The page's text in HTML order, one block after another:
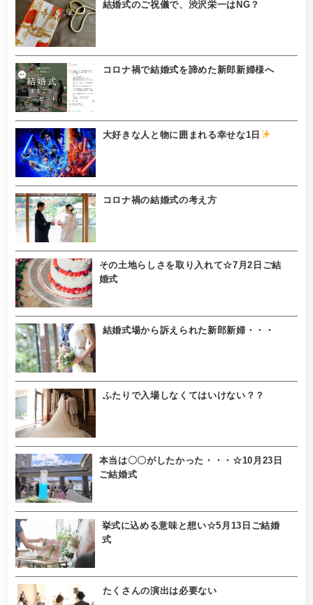
結婚式のご祝儀で、渋沢栄一はNG？
コロナ禍で結婚式を諦めた新郎新婦様へ
大好きな人と物に囲まれる幸せな1日
コロナ禍の結婚式の考え方
その土地らしさを取り入れて☆7月2日ご結
婚式
結婚式場から訴えられた新郎新婦・・・
ふたりで入場しなくてはいけない？？
本当は〇〇がしたかった・・・☆10月23日
ご結婚式
挙式に込める意味と想い☆5月13日ご結婚
式
たくさんの演出は必要ない